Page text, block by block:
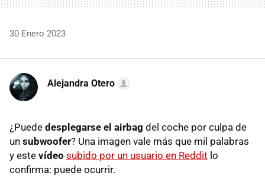
30 Enero 2023
Alejandra Otero
¿Puede desplegarse el airbag del coche por culpa de
un subwoofer? Una imagen vale más que mil palabras
y este vídeo subido por un usuario en Reddit lo
confirma: puede ocurrir.